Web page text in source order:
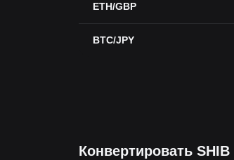
ETH/GBP
BTC/JPY
Конвертировать SHIB